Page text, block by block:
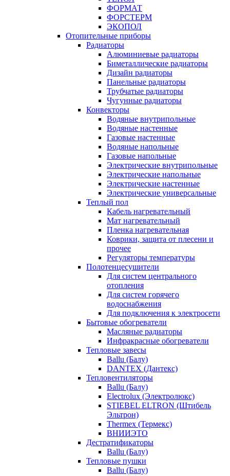
ФОРМАТ
ФОРСТЕРМ
ЭКОПОЛ
Отопительные приборы
Радиаторы
Алюминиевые радиаторы
Биметаллические радиаторы
Дизайн радиаторы
Панельные радиаторы
Трубчатые радиаторы
Чугунные радиаторы
Конвекторы
Водяные внутрипольные
Водяные настенные
Газовые настенные
Водяные напольные
Газовые напольные
Электрические внутрипольные
Электрические напольные
Электрические настенные
Электрические универсальные
Теплый пол
Кабель нагревательный
Мат нагревательный
Пленка нагревательная
Коврики, защита от плесени и
прочее
Регуляторы температуры
Полотенцесушители
Для систем центрального
отопления
Для систем горячего
водоснабжения
Для подключения к электросети
Бытовые обогреватели
Масляные радиаторы
Инфракрасные обогреватели
Тепловые завесы
Ballu (Балу)
DANTEX (Дантекс)
Тепловентиляторы
Ballu (Балу)
Electrolux (Электролюкс)
STIEBEL ELTRON (Штибель
Эльтрон)
Thermex (Термекс)
ВНИИЭТО
Дестратификаторы
Ballu (Балу)
Тепловые пушки
Ballu (Балу)